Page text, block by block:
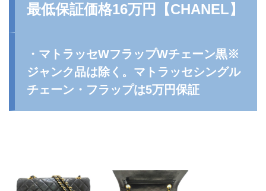
最低保証価格16万円【CHANEL】
・マトラッセWフラップWチェーン黒※
ジャンク品は除く。マトラッセシングル
チェーン・フラップは5万円保証